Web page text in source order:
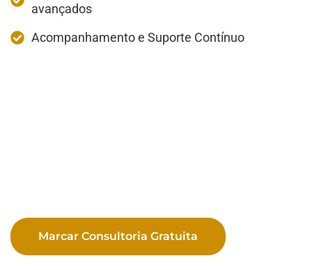
avançados
Acompanhamento e Suporte Contínuo
Marcar Consultoria Gratuita